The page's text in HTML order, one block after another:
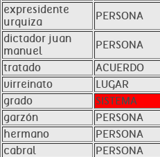
expresidente
urquiza
PERSONA
dictador juan
manuel
PERSONA
tratado
ACUERDO
virreinato
LUGAR
grado
SISTEMA
garzón
PERSONA
hermano
PERSONA
cabral
PERSONA